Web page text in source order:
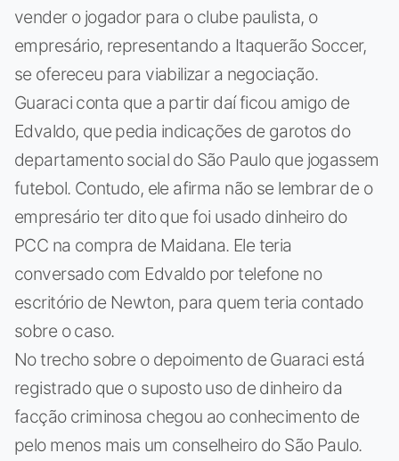
vender o jogador para o clube paulista, o
empresário, representando a Itaquerão Soccer,
se ofereceu para viabilizar a negociação.
Guaraci conta que a partir daí ficou amigo de
Edvaldo, que pedia indicações de garotos do
departamento social do São Paulo que jogassem
futebol. Contudo, ele afirma não se lembrar de o
empresário ter dito que foi usado dinheiro do
PCC na compra de Maidana. Ele teria
conversado com Edvaldo por telefone no
escritório de Newton, para quem teria contado
sobre o caso.
No trecho sobre o depoimento de Guaraci está
registrado que o suposto uso de dinheiro da
facção criminosa chegou ao conhecimento de
pelo menos mais um conselheiro do São Paulo.